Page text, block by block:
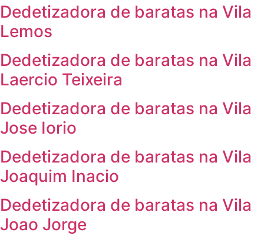
Dedetizadora de baratas na Vila
Lemos
Dedetizadora de baratas na Vila
Laercio Teixeira
Dedetizadora de baratas na Vila
Jose Iorio
Dedetizadora de baratas na Vila
Joaquim Inacio
Dedetizadora de baratas na Vila
Joao Jorge